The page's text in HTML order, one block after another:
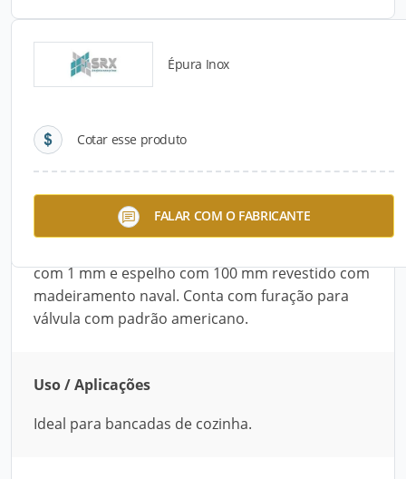
Épura Inox
Cotar esse produto
FALAR COM O FABRICANTE
Detalhes do produto
Descrição do Produto
Tampo com Cuba srX inox é utilizado em
bancadas de cozinha. É produzido com aço inox
com 1 mm e espelho com 100 mm revestido com
madeiramento naval. Conta com furação para
válvula com padrão americano.
Uso / Aplicações
Ideal para bancadas de cozinha.